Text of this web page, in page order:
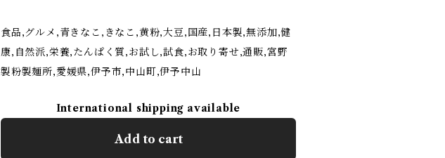
食品,グルメ,青きなこ,きなこ,黄粉,大豆,国産,日本製,無添加,健
康,自然派,栄養,たんぱく質,お試し,試食,お取り寄せ,通販,宮野
製粉製麺所,愛媛県,伊予市,中山町,伊予中山
International shipping available
Add to cart